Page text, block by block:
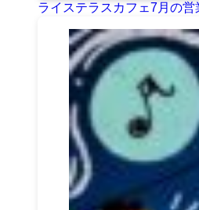
ライステラスカフェ7月の営